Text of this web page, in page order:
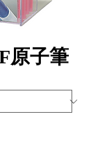
原子筆